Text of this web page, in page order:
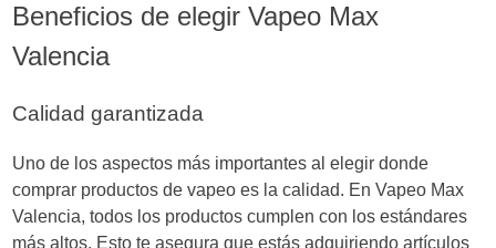
Beneficios de elegir Vapeo Max
Valencia
Calidad garantizada
Uno de los aspectos más importantes al elegir donde
comprar productos de vapeo es la calidad. En Vapeo Max
Valencia, todos los productos cumplen con los estándares
más altos. Esto te asegura que estás adquiriendo artículos